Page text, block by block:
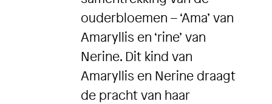
ouderbloemen – ‘Ama’ van
Amaryllis en ‘rine’ van
Nerine. Dit kind van
Amaryllis en Nerine draagt
de pracht van haar